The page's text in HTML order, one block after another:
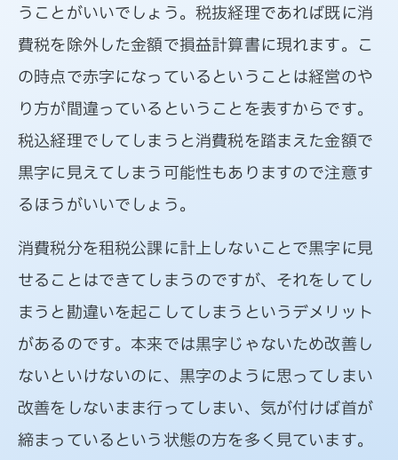
うことがいいでしょう。税抜経理であれば既に消
費税を除外した金額で損益計算書に現れます。こ
の時点で赤字になっているということは経営のや
り方が間違っているということを表すからです。
税込経理でしてしまうと消費税を踏まえた金額で
黒字に見えてしまう可能性もありますので注意す
るほうがいいでしょう。
消費税分を租税公課に計上しないことで黒字に見
せることはできてしまうのですが、それをしてし
まうと勘違いを起こしてしまうというデメリット
があるのです。本来では黒字じゃないため改善し
ないといけないのに、黒字のように思ってしまい
改善をしないまま行ってしまい、気が付けば首が
締まっているという状態の方を多く見ています。